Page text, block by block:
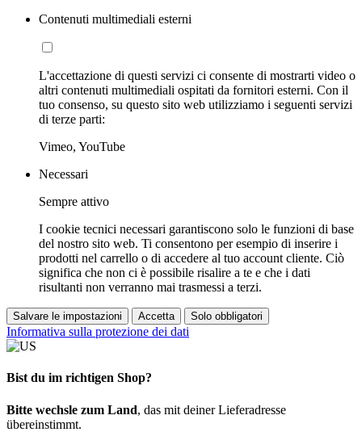
Contenuti multimediali esterni
L'accettazione di questi servizi ci consente di mostrarti video o
altri contenuti multimediali ospitati da fornitori esterni. Con il
tuo consenso, su questo sito web utilizziamo i seguenti servizi
di terze parti:
Vimeo, YouTube
Necessari
Sempre attivo
I cookie tecnici necessari garantiscono solo le funzioni di base
del nostro sito web. Ti consentono per esempio di inserire i
prodotti nel carrello o di accedere al tuo account cliente. Ciò
significa che non ci è possibile risalire a te e che i dati
risultanti non verranno mai trasmessi a terzi.
Salvare le impostazioni Accetta Solo obbligatori
Informativa sulla protezione dei dati
Bist du im richtigen Shop?
Bitte wechsle zum Land, das mit deiner Lieferadresse
übereinstimmt.